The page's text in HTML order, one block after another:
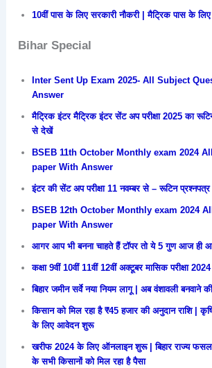
10वीं पास के लिए सरकारी नौकरी | मैट्रिक पास के लिए
Bihar Special
Inter Sent Up Exam 2025- All Subject
Answer
मैट्रिक इंटर मैट्रिक इंटर सेंट अप परीक्षा 2025 का
से देखें
BSEB 11th October Monthly exam 2024
paper With Answer
इंटर की सेंट अप परीक्षा 11 नवम्बर से – रूटिन
BSEB 12th October Monthly exam 2024
paper With Answer
आगर आप भी बनना चाहते हैं टॉपर तो ये 5 गुण आज ही
कक्षा 9वीं 10वीं 11वीं 12वीं अक्टूबर मासिक परीक्षा
बिहार जमीन सर्वे नया नियम लागू | अब वंशावली बनवाने
किसान को मिल रहा है ₹45 हजार की अनुदान राशि |
के लिए आवेदन शुरू
खरीफ 2024 के लिए ऑनलाइन शुरू | बिहार राज्य फसल
के सभी किसानों को मिल रहा है पैसा